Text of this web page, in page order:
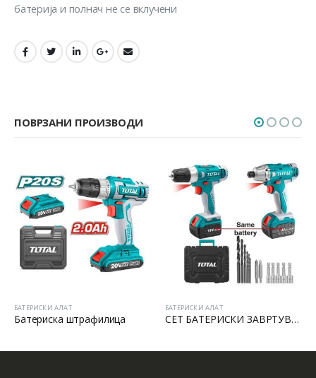
батерија и полнач не се вклучени
ПОВРЗАНИ ПРОИЗВОДИ
БАТЕРИСКИ АЛАТ
Батериска штрафилица
БАТЕРИСКИ АЛАТ
СЕТ БАТЕРИСКИ ЗАВРТУВАЧИ 18V